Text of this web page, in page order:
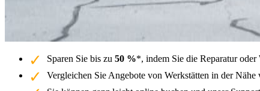
Sparen Sie bis zu 50 %*, indem Sie die Reparatur
Vergleichen Sie Angebote von Werkstätten in der